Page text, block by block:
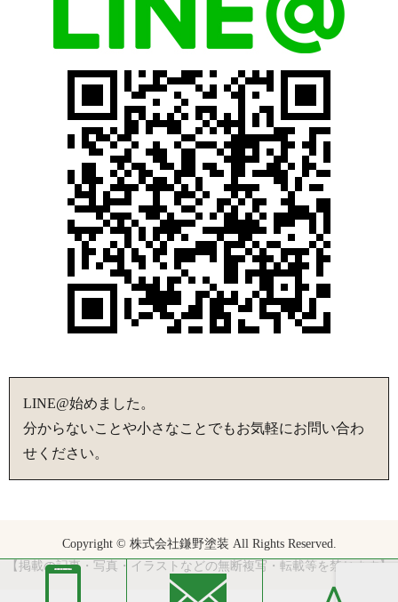
LINE@始めました。
分からないことや小さなことでもお気軽にお問い合わ
せください。
Copyright © 株式会社鎌野塗装 All Rights Reserved.
【掲載の記事・写真・イラストなどの無断複写・転載等を禁じます】